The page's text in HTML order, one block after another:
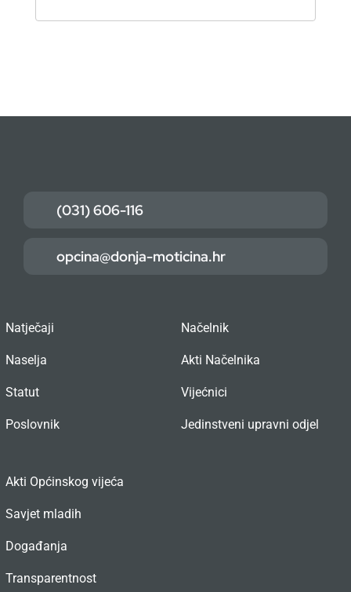
(031) 606-116
opcina@donja-moticina.hr
Natječaji
Naselja
Statut
Poslovnik
Načelnik
Akti Načelnika
Vijećnici
Jedinstveni upravni odjel
Akti Općinskog vijeća
Savjet mladih
Događanja
Transparentnost